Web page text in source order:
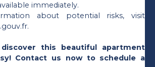
immediately.
about potential risks, visit
this beautiful apartment
Contact us now to schedule a